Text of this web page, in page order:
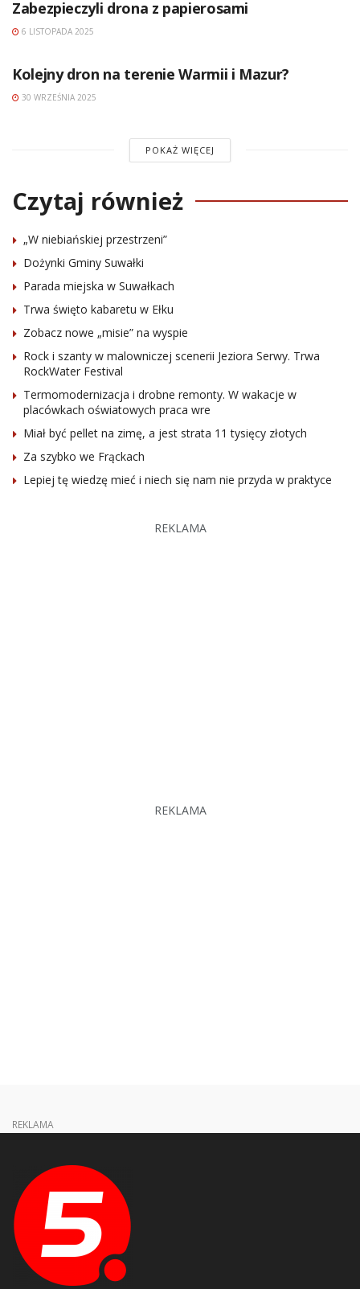
Zabezpieczyli drona z papierosami
6 LISTOPADA 2025
Kolejny dron na terenie Warmii i Mazur?
30 WRZEŚNIA 2025
POKAŻ WIĘCEJ
Czytaj również
„W niebiańskiej przestrzeni”
Dożynki Gminy Suwałki
Parada miejska w Suwałkach
Trwa święto kabaretu w Ełku
Zobacz nowe „misie” na wyspie
Rock i szanty w malowniczej scenerii Jeziora Serwy. Trwa
RockWater Festival
Termomodernizacja i drobne remonty. W wakacje w
placówkach oświatowych praca wre
Miał być pellet na zimę, a jest strata 11 tysięcy złotych
Za szybko we Frąckach
Lepiej tę wiedzę mieć i niech się nam nie przyda w praktyce
REKLAMA
REKLAMA
REKLAMA